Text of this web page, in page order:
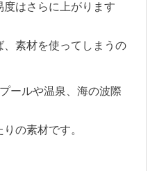
はさらに上がります
素材を使ってしまうの
プールや温泉、海の波際
の素材です。